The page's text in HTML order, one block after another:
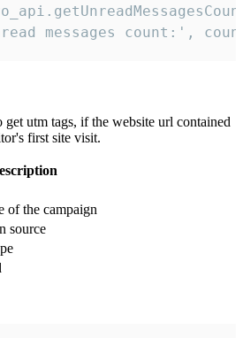
messages count:',
utm tags, if the website url contained
first site visit.
of the campaign
source